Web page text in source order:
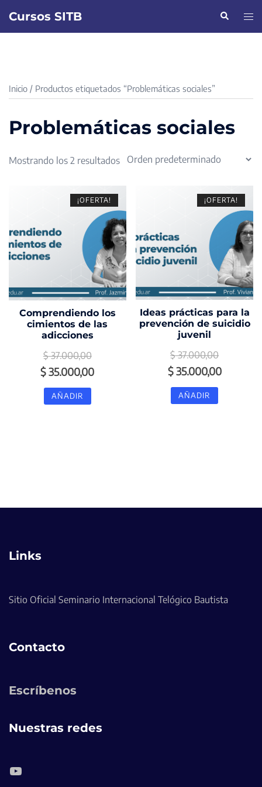
Cursos SITB Buscar
Inicio / Productos etiquetados “Problemáticas sociales”
Problemáticas sociales
Mostrando los 2 resultados
¡OFERTA!
Comprendiendo los
cimientos de las
adicciones
$37.000,00
El
precio
original
$35.000,00El
AÑADIR
¡OFERTA!
Ideas prácticas para la
prevención de suicidio
juvenil
$37.000,00
El
precio
original
$35.000,00El
AÑADIR
Links
Sitio Oficial Seminario Internacional Telógico Bautista
Contacto
Escríbenos
Nuestras redes
YouTube